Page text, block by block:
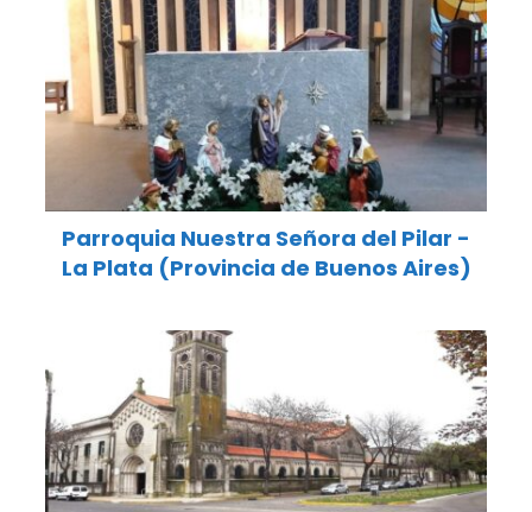
Parroquia Nuestra Señora del Pilar -
La Plata (Provincia de Buenos Aires)